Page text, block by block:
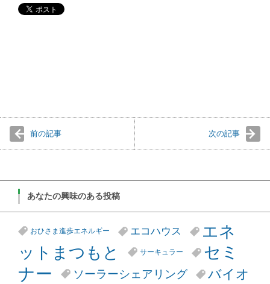
前の記事 次の記事
あなたの興味のある投稿
おひさま進歩エネルギー エコハウス
エネ
ットまつもと
サーキュラー
セミ
ナー
ソーラーシェアリング
バイオ